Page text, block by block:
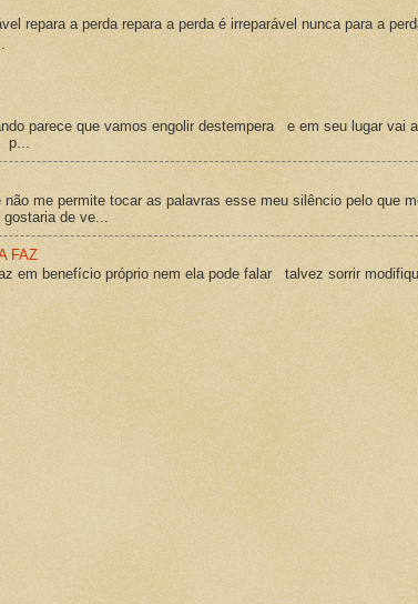
repara a perda repara a perda é irreparável nunca para a
parece que vamos engolir destempera e em seu lugar vai
não me permite tocar as palavras esse meu silêncio pelo que
de ve...
FAZ
em benefício próprio nem ela pode falar talvez sorrir